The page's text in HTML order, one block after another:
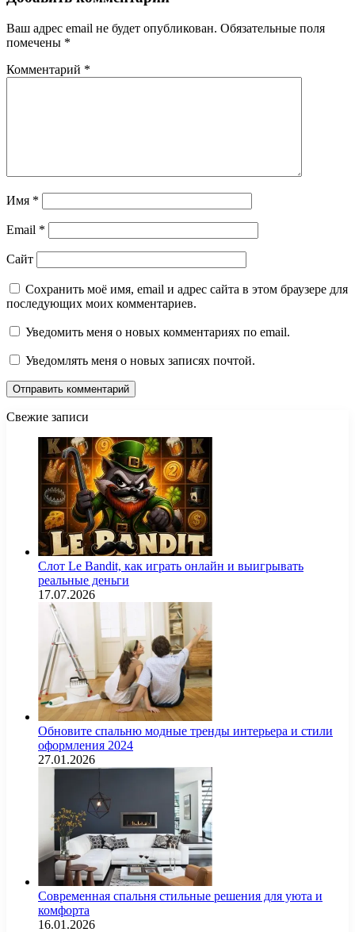
Ваш адрес email не будет опубликован. Обязательные поля
помечены *
Комментарий *
Имя *
Email *
Сайт
Сохранить моё имя, email и адрес сайта в этом браузере для
последующих моих комментариев.
Уведомить меня о новых комментариях по email.
Уведомлять меня о новых записях почтой.
Свежие записи
Слот Le Bandit, как играть онлайн и выигрывать
реальные деньги
17.07.2026
Обновите спальню модные тренды интерьера и стили
оформления 2024
27.01.2026
Современная спальня стильные решения для уюта и
комфорта
16.01.2026